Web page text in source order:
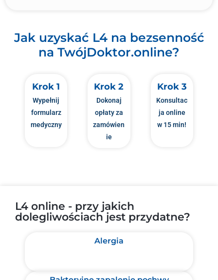
Jak uzyskać L4 na bezsenność
na TwójDoktor.online?
Krok 1
Wypełnij
formularz
medyczny
Krok 2
Dokonaj
opłaty za
zamówien
ie
Krok 3
Konsultac
ja online
w 15 min!
L4 online - przy jakich
dolegliwościach jest przydatne?
Alergia